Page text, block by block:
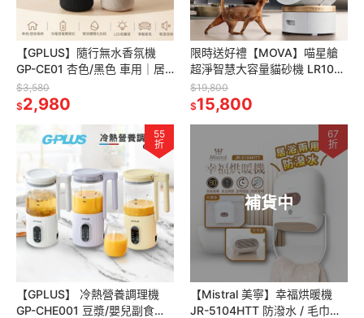
【GPLUS】隨行無水香氛機
GP-CE01 杏色/黑色 車用｜居
家｜辦公 | 充電插電雙模式 | 氛
圍燈
$3,580
$2,980
限時送好禮【MOVA】喵星艙
超淨智慧大容量貓砂機 LR10
Prime 超淨大容量 智慧貓砂機/
自動貓砂機 保固兩年
$19,800
$15,800
55
折
【GPLUS】 冷熱營養調理機
GP-CHE001 豆漿/嬰兒副食品/
補貨中
67
折
【Mistral 美寧】幸福烘暖機
JR-5104HTT 防潑水 / 毛巾烘